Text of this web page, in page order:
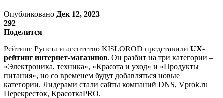
Опубликовано Дек 12, 2023
292
Поделится
Рейтинг Рунета и агентство KISLOROD представили UX-
рейтинг интернет-магазинов. Он разбит на три категории –
«Электроника, техника», «Красота и уход» и «Продукты
питания», но со временем будут добавляться новые
категории. Лидерами стали сайты компаний DNS, Vprok.ru
Перекресток, КрасоткаPRO.